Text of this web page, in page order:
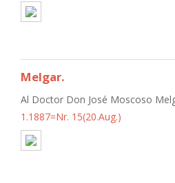
Melgar.
Al Doctor Don José Moscoso
1.1887=Nr. 15(20.Aug.)